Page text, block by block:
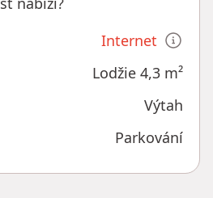
Internet
Lodžie 4,3 m²
Výtah
Parkování